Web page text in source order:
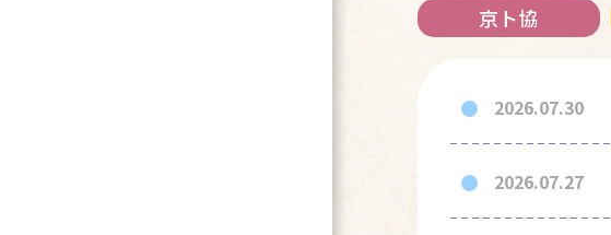
京ト協
2026.07.30
2026.07.27